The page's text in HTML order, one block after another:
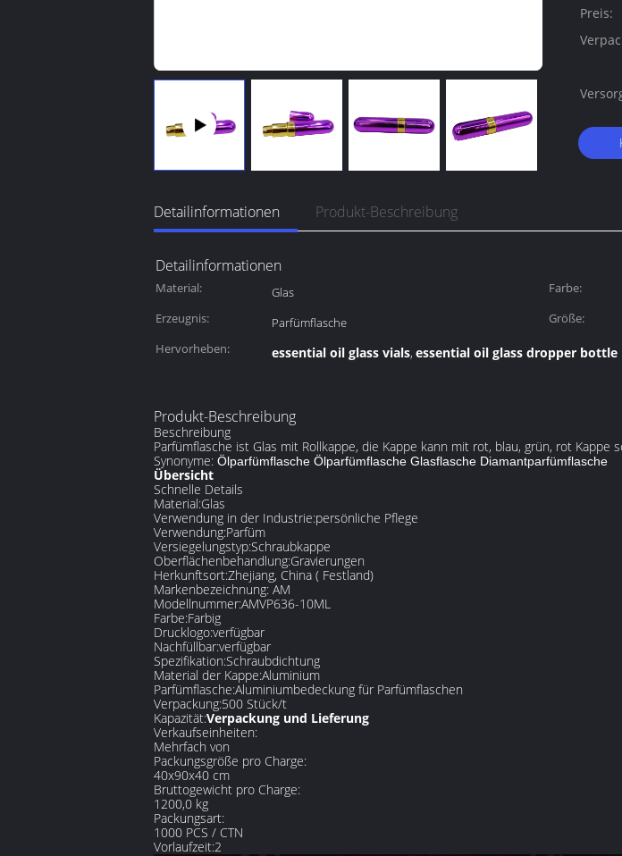
Preis:
Detailinformationen Produkt-Beschreibung
Detailinformationen
Material: Glas Farbe:
Erzeugnis:
Parfümflasche Größe:
Hervorheben:
essential oil glass vials, essential oil glass dropper bottle
Produkt-Beschreibung
Beschreibung
Parfümflasche ist Glas mit Rollkappe, die Kappe kann mit rot, blau, grün, rot Kappe
Synonyme: Ölparfümflasche Ölparfümflasche Glasflasche Diamantparfümflasche
Übersicht
Schnelle Details
Material:Glas
Verwendung in der Industrie:persönliche Pflege
Verwendung:Parfüm
Versiegelungstyp:Schraubkappe
Oberflächenbehandlung:Gravierungen
Herkunftsort:Zhejiang, China ( Festland)
Markenbezeichnung: AM
Modellnummer:AMVP636-10ML
Farbe:Farbig
Drucklogo:verfügbar
Nachfüllbar:verfügbar
Spezifikation:Schraubdichtung
Material der Kappe:Aluminium
Parfümflasche:Aluminiumbedeckung für Parfümflaschen
Verpackung:500 Stück/t
Kapazität:Verpackung und Lieferung
Verkaufseinheiten:
Mehrfach von
Packungsgröße pro Charge:
40x90x40 cm
Bruttogewicht pro Charge:
1200,0 kg
Packungsart:
1000 PCS / CTN
Vorlaufzeit:2